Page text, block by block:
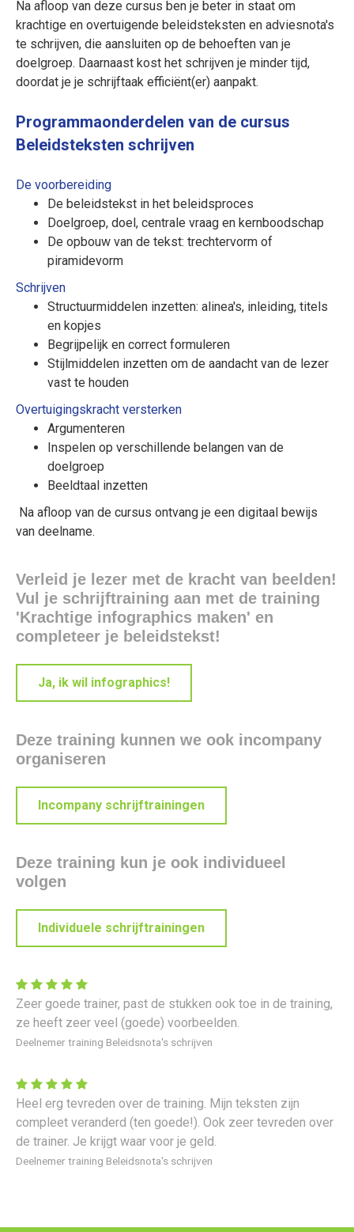
Na afloop van deze cursus ben je beter in staat om
krachtige en overtuigende beleidsteksten en adviesnota's
te schrijven, die aansluiten op de behoeften van je
doelgroep. Daarnaast kost het schrijven je minder tijd,
doordat je je schrijftaak efficiënt(er) aanpakt.
Programmaonderdelen van de cursus
Beleidsteksten schrijven
De voorbereiding
De beleidstekst in het beleidsproces
Doelgroep, doel, centrale vraag en kernboodschap
De opbouw van de tekst: trechtervorm of
piramidevorm
Schrijven
Structuurmiddelen inzetten: alinea's, inleiding, titels
en kopjes
Begrijpelijk en correct formuleren
Stijlmiddelen inzetten om de aandacht van de lezer
vast te houden
Overtuigingskracht versterken
Argumenteren
Inspelen op verschillende belangen van de
doelgroep
Beeldtaal inzetten
Na afloop van de cursus ontvang je een digitaal bewijs
van deelname.
Verleid je lezer met de kracht van beelden!
Vul je schrijftraining aan met de training
'Krachtige infographics maken' en
completeer je beleidstekst!
Ja, ik wil infographics!
Deze training kunnen we ook incompany
organiseren
Incompany schrijftrainingen
Deze training kun je ook individueel
volgen
Individuele schrijftrainingen
Zeer goede trainer, past de stukken ook toe in de training,
ze heeft zeer veel (goede) voorbeelden.
Deelnemer training Beleidsnota's schrijven
Heel erg tevreden over de training. Mijn teksten zijn
compleet veranderd (ten goede!). Ook zeer tevreden over
de trainer. Je krijgt waar voor je geld.
Deelnemer training Beleidsnota's schrijven